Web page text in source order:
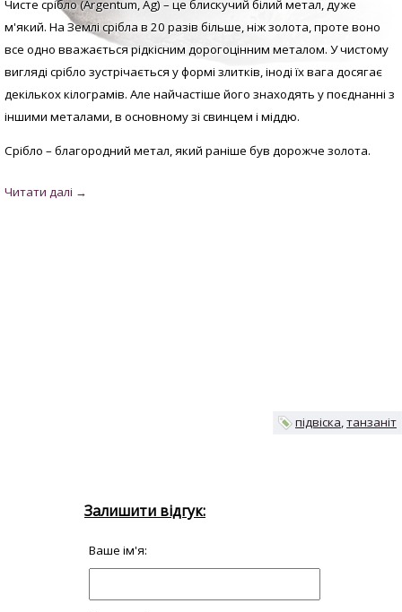
Чисте срібло (Argentum, Аg) – це блискучий білий метал, дуже
м'який. На Землі срібла в 20 разів більше, ніж золота, проте воно
все одно вважається рідкісним дорогоцінним металом. Учистому
вигляді срібло зустрічається у формі злитків, іноді їх вага досягає
декількох кілограмів. Але найчастіше його знаходять у поєднанні з
іншими металами, в основному зі свинцем і міддю.
Срібло – благородний метал, який раніше був дорожче золота.
підвіска танзаніт